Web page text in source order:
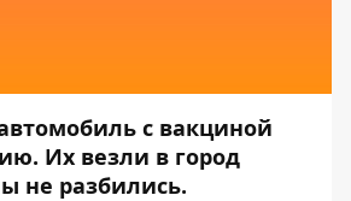
с вакциной
Их везли в город
не разбились.